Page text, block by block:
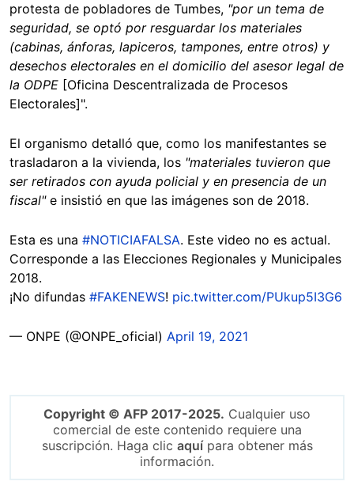
protesta de pobladores de Tumbes, "por un tema de
seguridad, se optó por resguardar los materiales
(cabinas, ánforas, lapiceros, tampones, entre otros) y
desechos electorales en el domicilio del asesor legal de
la ODPE [Oficina Descentralizada de Procesos
Electorales]".
El organismo detalló que, como los manifestantes se
trasladaron a la vivienda, los "materiales tuvieron que
ser retirados con ayuda policial y en presencia de un
fiscal" e insistió en que las imágenes son de 2018.
Esta es una #NOTICIAFALSA. Este video no es actual.
Corresponde a las Elecciones Regionales y Municipales
2018.
¡No difundas #FAKENEWS! pic.twitter.com/PUkup5I3G6
— ONPE (@ONPE_oficial) April 19, 2021
Copyright © AFP 2017-2025. Cualquier uso
comercial de este contenido requiere una
suscripción. Haga clic aquípara obtener más
información.